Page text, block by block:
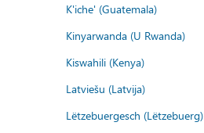
K'iche' (Guatemala)
Kinyarwanda (U Rwanda)
Kiswahili (Kenya)
Latviešu (Latvija)
Lëtzebuergesch (Lëtzebuerg)